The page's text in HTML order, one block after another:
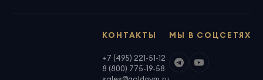
МЫ В СОЦСЕТЯХ
КОНТАКТЫ
+7 (495) 221-51-12
8 (800) 775-19-58